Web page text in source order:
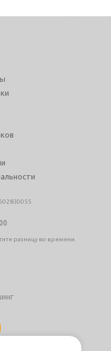
разницу во времени.